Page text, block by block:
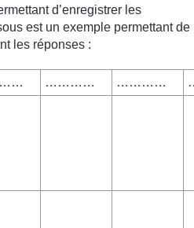
d’enregistrer les
est un exemple permettant de
les réponses :
………… …………